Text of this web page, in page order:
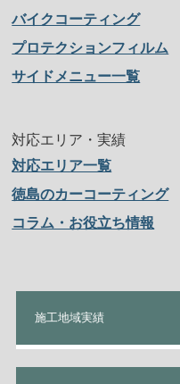
バイクコーティング
プロテクションフィルム
サイドメニュー一覧
対応エリア・実績
対応エリア一覧
徳島のカーコーティング
コラム・お役立ち情報
施工地域実績